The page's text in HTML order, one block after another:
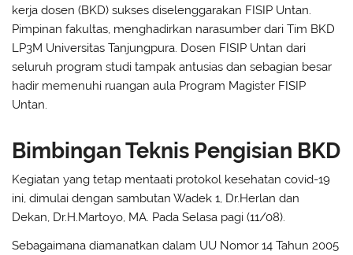
kerja dosen (BKD) sukses diselenggarakan FISIP Untan.
Pimpinan fakultas, menghadirkan narasumber dari Tim BKD
LP3M Universitas Tanjungpura. Dosen FISIP Untan dari
seluruh program studi tampak antusias dan sebagian besar
hadir memenuhi ruangan aula Program Magister FISIP
Untan.
Bimbingan Teknis Pengisian BKD
Kegiatan yang tetap mentaati protokol kesehatan covid-19
ini, dimulai dengan sambutan Wadek 1, Dr.Herlan dan
Dekan, Dr.H.Martoyo, MA. Pada Selasa pagi (11/08).
Sebagaimana diamanatkan dalam UU Nomor 14 Tahun 2005